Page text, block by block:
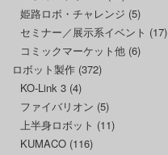
姫路ロボ・チャレンジ (5)
セミナー／展示系イベント (17)
コミックマーケット他 (6)
ロボット製作 (372)
KO-Link 3 (4)
ファイバリオン (5)
上半身ロボット (11)
KUMACO (116)